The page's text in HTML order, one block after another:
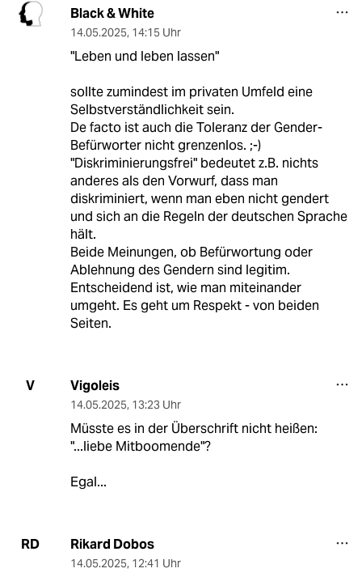
Black & White
14.05.2025, 14:15 Uhr
"Leben und leben lassen"
sollte zumindest im privaten Umfeld eine
Selbstverständlichkeit sein.
De facto ist auch die Toleranz der Gender-
Befürworter nicht grenzenlos. ;-)
"Diskriminierungsfrei" bedeutet z.B. nichts
anderes als den Vorwurf, dass man
diskriminiert, wenn man eben nicht gendert
und sich an die Regeln der deutschen Sprache
hält.
Beide Meinungen, ob Befürwortung oder
Ablehnung des Gendern sind legitim.
Entscheidend ist, wie man miteinander
umgeht. Es geht um Respekt - von beiden
Seiten.
V Vigoleis
14.05.2025, 13:23 Uhr
Müsste es in der Überschrift nicht heißen:
"...liebe Mitboomende"?
Egal...
RD Rikard Dobos
14.05.2025, 12:41 Uhr